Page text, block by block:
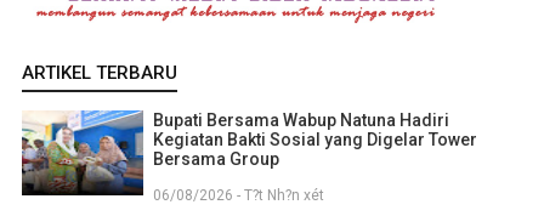
ARTIKEL TERBARU
Bupati Bersama Wabup Natuna Hadiri
Kegiatan Bakti Sosial yang Digelar Tower
Bersama Group
06/08/2026 - T?t Nh?n xét